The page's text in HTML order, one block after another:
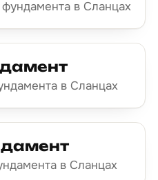
в Сланцах
в Сланцах
в Сланцах